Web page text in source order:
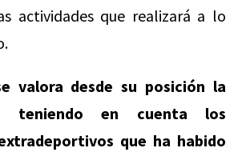
actividades que realizará a lo
valora desde su posición la
teniendo en cuenta los
que ha habido